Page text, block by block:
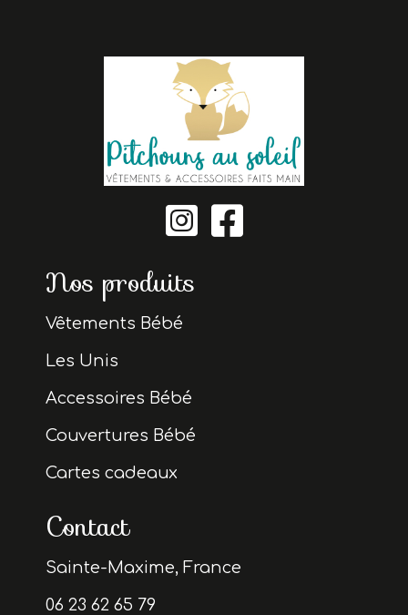
 
Nos produits
Vêtements Bébé
Les Unis
Accessoires Bébé
Couvertures Bébé
Cartes cadeaux
Contact
Sainte-Maxime, France
06 23 62 65 79